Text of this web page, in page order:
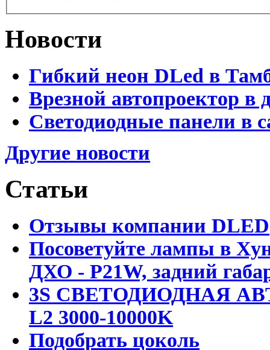
Новости
Гибкий неон DLed в
Врезной автопроектор в
Светодиодные панели в
Другие новости
Статьи
Отзывы компании DLED
Посоветуйте лампы в
ДХО - P21W, задний
3S СВЕТОДИОДНАЯ
L2 3000-10000K
Подобрать цоколь